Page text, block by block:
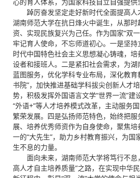
踔厉奋发坚定走好新时代全面提高人
湖南师范大学在抗日烽火中诞生，从那
资、实现民族复兴为己任。作为国家“双
牢记育人使命，不忘师道初心。一是坚
时代中国特色社会主义思想凝心铸魂，
设者和接班人。二是紧扣社会需求，为湖
蓝图服务，优化学科专业布局，深化教育
书院”，加快推进基础学科拔尖创新人才
势，积极发挥外国语言文学“世界一流”建
“外语+”等人才培养模式改革，主动服务
繁荣发展。四是弘扬师范特色，始终把
展、培养优秀师资作为自身使命，聚焦培
一的“大先生”，助力乡村教育振兴，为国
生不息的力量。
面向未来，湖南师范大学将笃行不怠
高人才自主培养质量”之路，在实现中华